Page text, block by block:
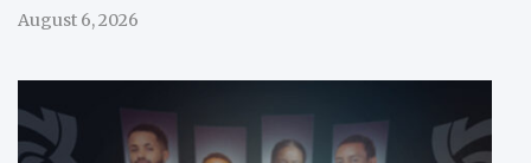
August 6, 2026